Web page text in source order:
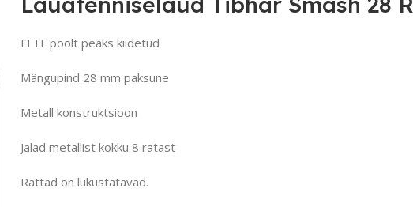
ITTF poolt peaks kiidetud
Mängupind 28 mm paksune
Metall konstruktsioon
Jalad metallist kokku 8 ratast
Rattad on lukustatavad.